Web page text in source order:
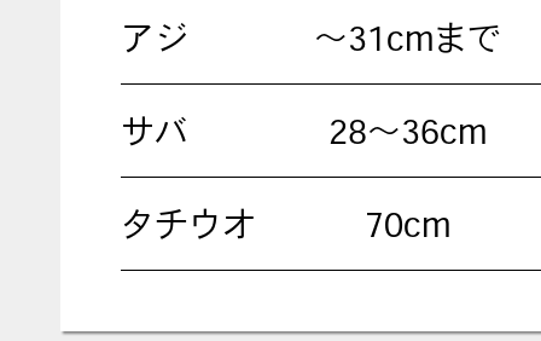
アジ ～31cmまで
サバ 28～36cm
タチウオ 70cm